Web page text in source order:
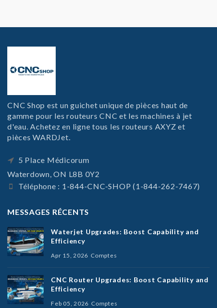
CNC Shop est un guichet unique de pièces haut de
gamme pour les routeurs CNC et les machines à jet
d'eau. Achetez en ligne tous les routeurs AXYZ et
pièces WARDJet.
5 Place Médicorum
Waterdown, ON L8B 0Y2
Téléphone : 1-844-CNC-SHOP (1-844-262-7467)
MESSAGES RÉCENTS
Waterjet Upgrades: Boost Capability and
Efficiency
Apr 15, 2026 Comptes
CNC Router Upgrades: Boost Capability and
Efficiency
Feb 05, 2026 Comptes